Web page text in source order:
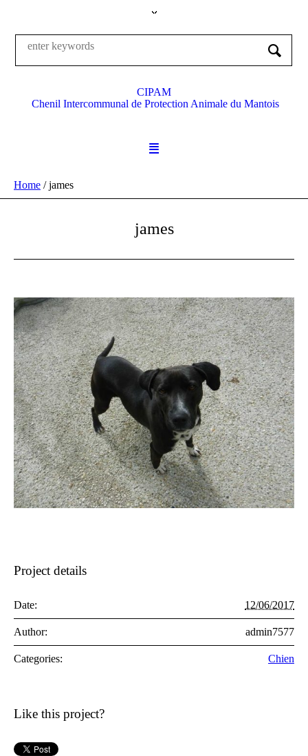
CIPAM
Chenil Intercommunal de Protection Animale du Mantois
Home /james
james
Project details
Date: 12/06/2017
Author: admin7577
Categories: Chien
Like this project?